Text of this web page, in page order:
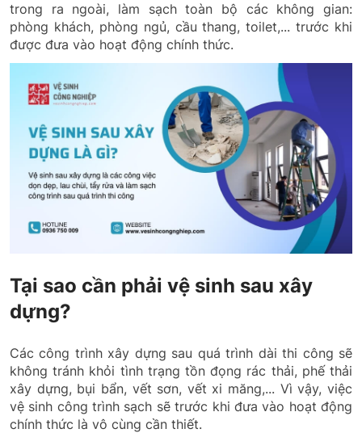
trong ra ngoài, làm sạch toàn bộ các không gian:
phòng khách, phòng ngủ, cầu thang, toilet,... trước khi
được đưa vào hoạt động chính thức.
Tại sao cần phải vệ sinh sau xây
dựng?
Các công trình xây dựng sau quá trình dài thi công sẽ
không tránh khỏi tình trạng tồn đọng rác thải, phế thải
xây dựng, bụi bẩn, vết sơn, vết xi măng,... Vì vậy, việc
vệ sinh công trình sạch sẽ trước khi đưa vào hoạt động
chính thức là vô cùng cần thiết.